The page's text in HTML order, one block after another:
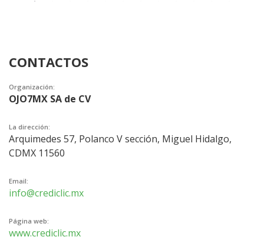
CONTACTOS
Organización:
OJO7MX SA de CV
La dirección:
Arquimedes 57, Polanco V sección, Miguel Hidalgo,
CDMX 11560
Email:
info@crediclic.mx
Página web:
www.crediclic.mx